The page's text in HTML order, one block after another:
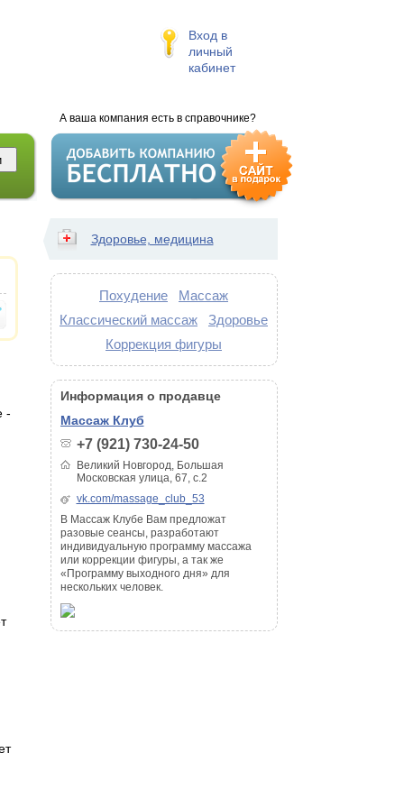
Вход в
личный
кабинет
А ваша компания есть в справочнике?
-
Здоровье, медицина
Похудение
Массаж
Классический массаж
Здоровье
Коррекция фигуры
Информация о продавце
Массаж Клуб
+7 (921) 730-24-50
Великий Новгород, Большая
Московская улица, 67, с.2
vk.com/massage_club_53
В Массаж Клубе Вам предложат
разовые сеансы, разработают
индивидуальную программу массажа
или коррекции фигуры, а так же
«Программу выходного дня» для
нескольких человек.